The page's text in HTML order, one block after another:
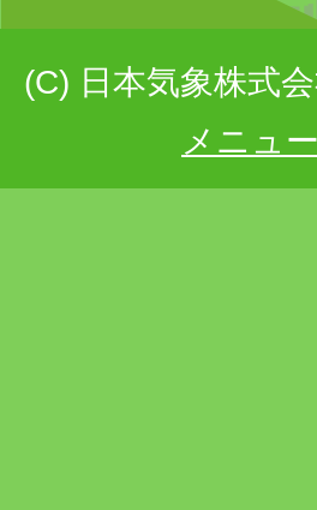
(C) 日本気象株式
メニュ